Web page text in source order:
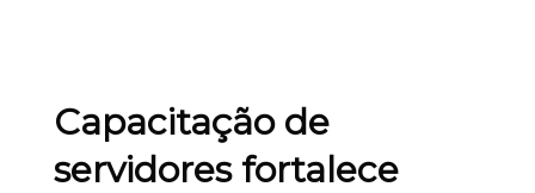
Capacitação de
servidores fortalece